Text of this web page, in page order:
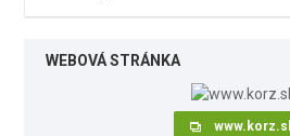
WEBOVÁ STRÁNKA